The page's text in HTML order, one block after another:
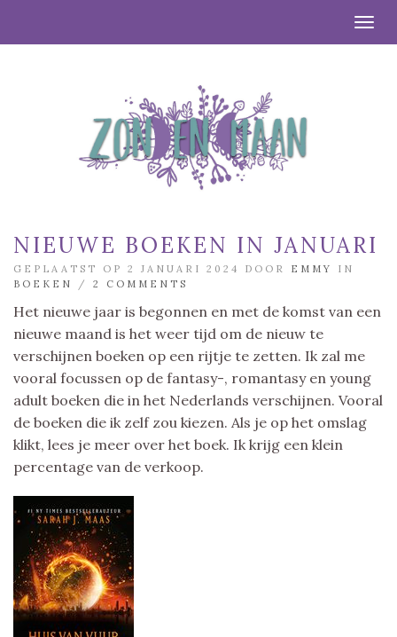
NIEUWE BOEKEN IN JANUARI
GEPLAATST OP 2 JANUARI 2024 DOOR EMMY
IN
BOEKEN
/ 2 COMMENTS
Het nieuwe jaar is begonnen en met de komst van een
nieuwe maand is het weer tijd om de nieuw te
verschijnen boeken op een rijtje te zetten. Ik zal me
vooral focussen op de fantasy-, romantasy en young
adult boeken die in het Nederlands verschijnen. Vooral
de boeken die ik zelf zou kiezen. Als je op het omslag
klikt, lees je meer over het boek. Ik krijg een klein
percentage van de verkoop.